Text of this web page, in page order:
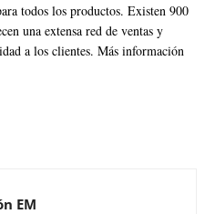
todos los productos. Existen 900
una extensa red de ventas y
a los clientes. Más información
EM